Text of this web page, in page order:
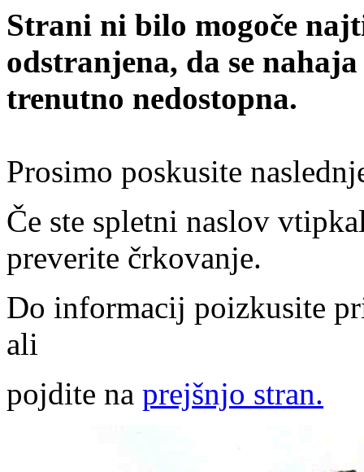
Strani ni bilo mogoče
odstranjena, da se
trenutno nedostopna.
Prosimo poskusite
Če ste spletni naslov
preverite črkovanje.
Do informacij poizkusite
ali
pojdite na prejšnjo stran.